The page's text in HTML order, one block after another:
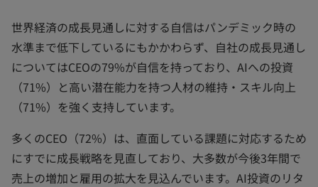
世界経済の成長見通しに対する自信はパンデミック時の
水準まで低下しているにもかかわらず、自社の成長見通し
についてはCEOの79%が自信を持っており、AIへの投資
（71%）と高い潜在能力を持つ人材の維持・スキル向上
（71%）を強く支持しています。
多くのCEO（72%）は、直面している課題に対応するため
にすでに成長戦略を見直しており、大多数が今後3年間で
売上の増加と雇用の拡大を見込んでいます。AI投資のリタ